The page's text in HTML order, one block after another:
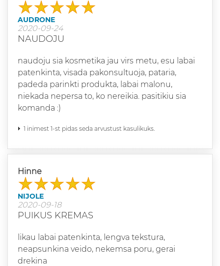
AUDRONE
2020-09-24
NAUDOJU
naudoju sia kosmetika jau virs metu, esu labai
patenkinta, visada pakonsultuoja, pataria,
padeda parinkti produkta, labai malonu,
niekada nepersa to, ko nereikia. pasitikiu sia
komanda :)
1 inimest 1-st pidas seda arvustust kasulikuks.
Hinne
NIJOLE
2020-09-18
PUIKUS KREMAS
likau labai patenkinta, lengva tekstura,
neapsunkina veido, nekemsa poru, gerai
drekina